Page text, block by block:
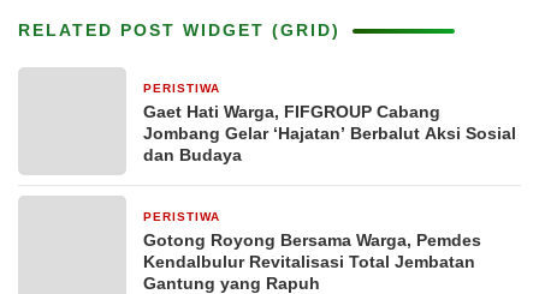
RELATED POST WIDGET (GRID)
PERISTIWA
Gaet Hati Warga, FIFGROUP Cabang
Jombang Gelar ‘Hajatan’ Berbalut Aksi Sosial
dan Budaya
PERISTIWA
Gotong Royong Bersama Warga, Pemdes
Kendalbulur Revitalisasi Total Jembatan
Gantung yang Rapuh